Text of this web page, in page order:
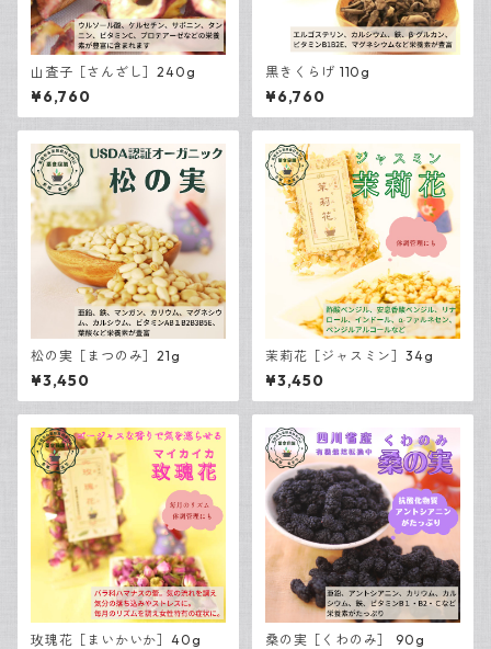
山査子［さんざし］240g
¥6,760
黒きくらげ 110g
¥6,760
松の実［まつのみ］21g
¥3,450
茉莉花［ジャスミン］34g
¥3,450
玫瑰花［まいかいか］40g 桑の実［くわのみ］ 90g